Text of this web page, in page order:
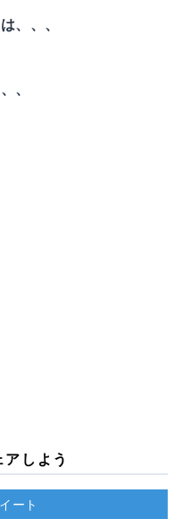
、、、
、
しよう
ート